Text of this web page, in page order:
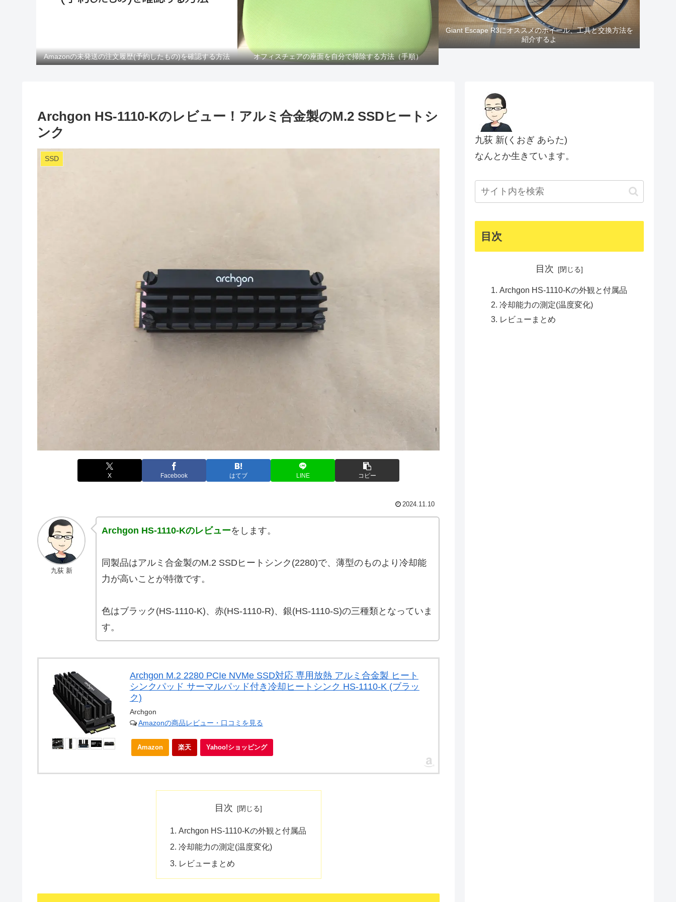
Amazonの未発送の注文履歴(予約したもの)を確認する方法 オフィスチェアの座面を自分で掃除する方法（手順）
Giant Escape R3にオススメのホイール、工具と交換方法を
紹介するよ
Archgon HS-1110-Kのレビュー！アルミ合金製のM.2 SSDヒートシ
ンク
SSD
X Facebook はてブ LINE コピー
2024.11.10
九荻 新
Archgon HS-1110-Kのレビューをします。
同製品はアルミ合金製のM.2 SSDヒートシンク(2280)で、薄型のものより冷却能
力が高いことが特徴です。
色はブラック(HS-1110-K)、赤(HS-1110-R)、銀(HS-1110-S)の三種類となっていま
す。
Archgon M.2 2280 PCIe NVMe SSD対応 専用放熱 アルミ合金製 ヒート
シンクパッド サーマルパッド付き冷却ヒートシンク HS-1110-K (ブラッ
ク)
Archgon
Amazonの商品レビュー・口コミを見る
Amazon 楽天 Yahoo!ショッピング
目次
Archgon HS-1110-Kの外観と付属品
冷却能力の測定(温度変化)
レビューまとめ
九荻 新(くおぎ あらた)
なんとか生きています。
目次
目次
Archgon HS-1110-Kの外観と付属品
冷却能力の測定(温度変化)
レビューまとめ